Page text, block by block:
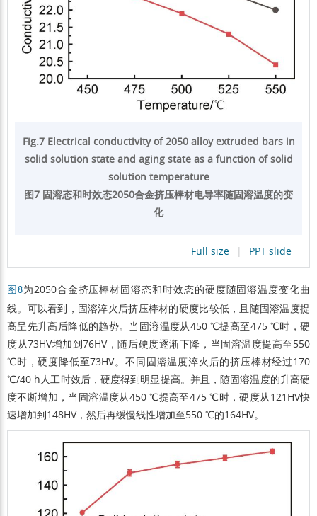
Fig.7 Electrical conductivity of 2050 alloy extruded bars in
solid solution state and aging state as a function of solid
solution temperature
图7 固溶态和时效态2050合金挤压棒材电导率随固溶温度的变
化
Full size | PPT slide
图8为2050合金挤压棒材固溶态和时效态的硬度随固溶温度变化曲
线。可以看到，固溶淬火后挤压棒材的硬度比较低，且随固溶温度提
高呈先升高后降低的趋势。当固溶温度从450 ℃提高至475 ℃时，硬
度从73HV增加到76HV，随后硬度逐渐下降，当固溶温度提高至550
℃时，硬度降低至73HV。不同固溶温度淬火后的挤压棒材经过170
℃/40 h人工时效后，硬度得到明显提高。并且，随固溶温度的升高硬
度不断增加，当固溶温度从450 ℃提高至475 ℃时，硬度从121HV快
速增加到148HV，然后再缓慢线性增加至550 ℃的164HV。